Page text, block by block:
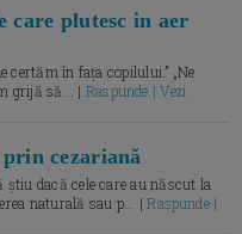
care plutesc in aer
certăm în fața copilului.” „Ne
grijă să... | Raspunde | Vezi
cezariană
dacă cele care au născut la
naturală sau p... |Raspunde |